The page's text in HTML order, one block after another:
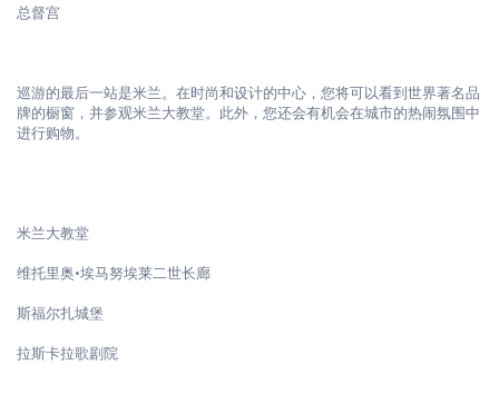
总督宫
巡游的最后一站是米兰。在时尚和设计的中心，您将可以看到世界著名品
牌的橱窗，并参观米兰大教堂。此外，您还会有机会在城市的热闹氛围中
进行购物。
米兰大教堂
维托里奥·埃马努埃莱二世长廊
斯福尔扎城堡
拉斯卡拉歌剧院